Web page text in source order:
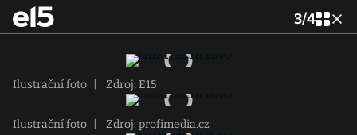
3/4
Ilustrační foto Zdroj: E15
Ilustrační foto Zdroj: profimedia.cz